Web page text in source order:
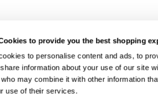
to provide you the best shopping
to personalise content and ads, to
information about your use of our site
may combine it with other information
use of their services.